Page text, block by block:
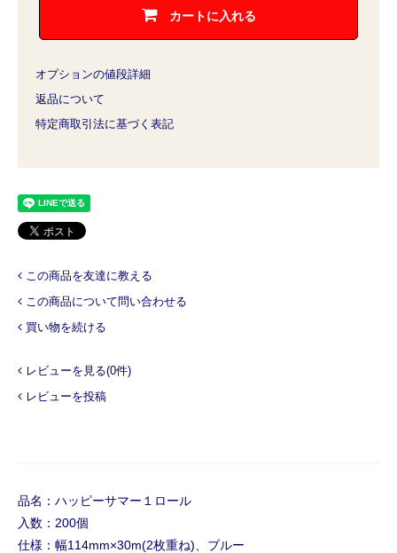
カートに入れる
オプションの値段詳細
返品について
特定商取引法に基づく表記
この商品を友達に教える
この商品について問い合わせる
買い物を続ける
レビューを見る(0件)
レビューを投稿
品名：ハッピーサマー１ロール
入数：200個
仕様：幅114mm×30m(2枚重ね)、ブルー